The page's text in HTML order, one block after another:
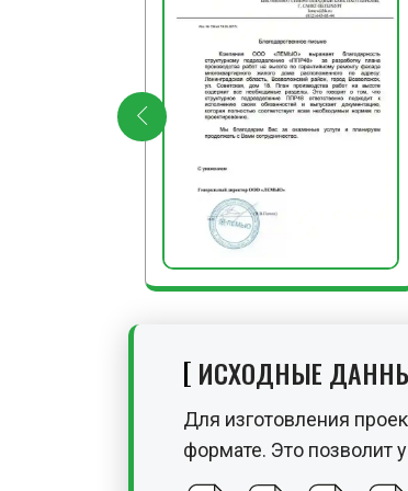
ИСХОДНЫЕ
Для изготовления
формате. Это позволит